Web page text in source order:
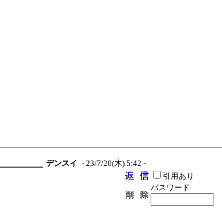
デンスイ - 23/7/20(木) 5:42 -
引用あり
パスワード